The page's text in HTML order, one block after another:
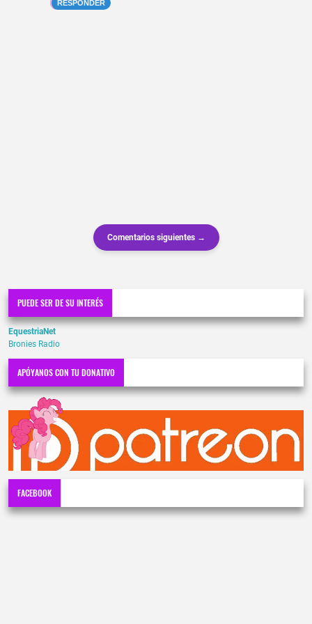
RESPONDER
Comentarios siguientes →
PUEDE SER DE SU INTERÉS
EquestriaNet
Bronies Radio
APÓYANOS CON TU DONATIVO
FACEBOOK